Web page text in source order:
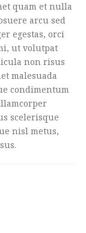
quam et nulla
arcu sed
egestas, orci
ut volutpat
non risus
malesuada
condimentum
scelerisque
nisl metus,